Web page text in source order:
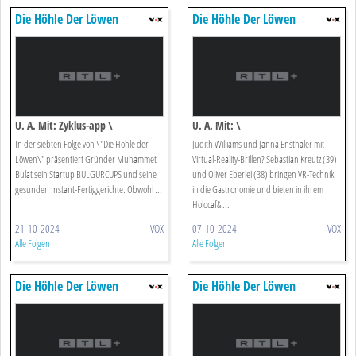
Die Höhle Der Löwen
U. A. Mit: Zyklus-app \
In der siebten Folge von \"Die Höhle der
Löwen\" präsentiert Gründer Muhammet
Bulat sein Startup BULGURCUPS und seine
gesunden Instant-Fertiggerichte. Obwohl ...
21-10-2024 VOX
Alle Folgen
Die Höhle Der Löwen
U. A. Mit: \
Judith Williams und Janna Ensthaler mit
Virtual-Reality-Brillen? Sebastian Kreutz (39)
und Oliver Eberlei (38) bringen VR-Technik
in die Gastronomie und bieten in ihrem
Holocaf& ...
07-10-2024 VOX
Alle Folgen
Die Höhle Der Löwen Die Höhle Der Löwen